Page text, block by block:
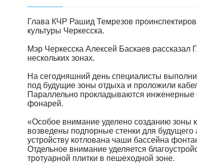
Глава КЧР Рашид Темрезов
культуры Черкесска.
Мэр Черкесска Алексей Баскаев рассказал
нескольких зонах.
На сегодняшний день специалисты
под будущие зоны отдыха и проложили
Параллельно прокладываются
фонарей.
«Особое внимание уделено созданию зоны
возведены подпорные стенки для
устройству котлована чаши бассейна
Отдельное внимание уделяется
тротуарной плитки в пешеходной зоне.